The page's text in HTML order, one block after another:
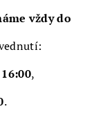
vždy do
,
.